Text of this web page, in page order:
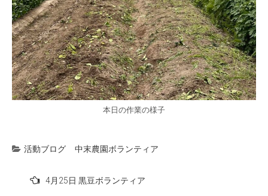
本日の作業の様子
活動ブログ 中末農園ボランティア
4月25日 黒豆ボランティア